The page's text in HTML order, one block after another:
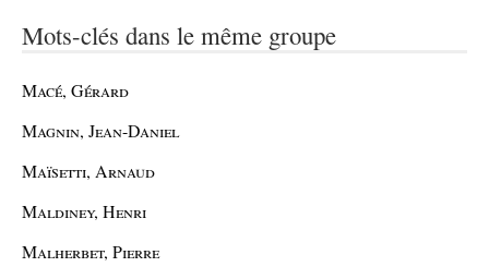
Mots-clés dans le même groupe
Macé, Gérard
Magnin, Jean-Daniel
Maïsetti, Arnaud
Maldiney, Henri
Malherbet, Pierre